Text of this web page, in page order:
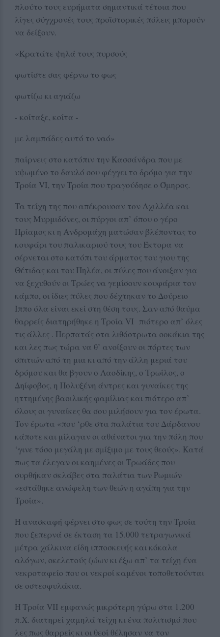
πλούτο τους ευρήματα σημαντικά τέτοια που
λίγες σύγχρονές τους προϊστορικές πόλεις μπορούν
να δείξουν.
«Κρατάτε ψηλά τους πυρσούς
φωτίστε σας φέρνω το φως
φωτίζω κι αγιάζω
- κοίταξε, κοίτα -
με λαμπάδες αυτό το ναό»
παίρνεις στο κατόπιν την Κασσάνδρα που με
υψωμένο το δαυλό σου φέγγει το δρόμο για την
Τροία VI, την Τροία που τραγούδησε ο Όμηρος.
Τα τείχη της που απέκρουσαν τον Αχιλλέα και
τους Μυρμιδόνες, οι πύργοι απ’ όπου ο γέρο
Πρίαμος κι η Ανδρομάχη ματώσαν βλέποντας το
κουφάρι του παλικαριού τους του Έκτορα να
σέρνεται στο κατόπι του άρματος του γιου της
Θέτιδας και του Πηλέα, οι πύλες που άνοιξαν για
να ξεχυθούν οι Τρώες να γεμίσουν κουφάρια τον
κάμπο, οι ίδιες πύλες που δέχτηκαν το Δούρειο
Ίππο όλα είναι εκεί στη θέση τους. Σαν από θαύμα
θαρρείς διατηρήθηκε η Τροία VI πιότερο απ’ όλες
τις άλλες . Περπατάς στα λιθόστρωτα σοκάκια της
και λες πως τώρα να θ’ ανοίξουν οι πόρτες των
σπιτιών από τη μια κι από την άλλη μεριά του
δρόμου και θα βγουν ο Λαοδίκης, ο Τρωίλος, ο
Δηίφοβος, η Πολυξένη άντρες και γυναίκες της
ηττημένης βασιλικής φαμίλιας και πιότερο απ’
όλους οι γυναίκες θα σου μιλήσουν για τον έρωτα.
Τον έρωτα «που ‘ρθε στα παλάτια του Δάρδανου
κάποτε και μίλαγαν οι αθάνατοι για την πόλη που
‘γινε τόσο μεγάλη με σμίξιμο με τους θεούς». Κατά
πως τα έλεγαν οι καημένες οι Τρωάδες που
συρθήκαν σκλάβες στα παλάτια των Ρωμιών
«εστάθηκε ανώφελη των θεών η αγάπη για την
Τροία».
Η ανασκαφή φέρνει στο φως σε τούτη την Τροία
που ξεπερνά σε έκταση τα 15.000 τετραγωνικά
μέτρα χάλκινα είδη ιπποσκευής και κόκαλα
αλόγων, σκελετούς ζώων κι έξω απ’ τα τείχη ένα
νεκροταφείο που οι νεκροί καμένοι τοποθετούνται
σε οστεοφυλάκια.
Η Τροία VII εμφανώς μικρότερη γύρω στα 1.200
π.Χ. διατηρεί χαμηλά τείχη κι ένα πολιτισμό που
λες πως θαρρείς κι οι θεοί θέλησαν να τον